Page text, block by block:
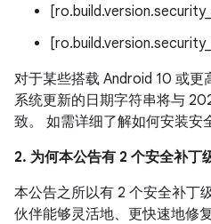
对于某些搭载 Android 10 或
系统更新的日期字符串将与
致。 如需详细了解如何安装安
2. 为何本公告有 2 个安全补丁
本公告之所以有 2 个安全补丁
伙伴能够灵活地、更快速地修